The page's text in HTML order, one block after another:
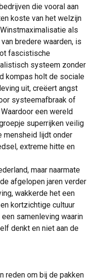
die vooral aan
koste van het welzijn
als
bredere waarden, is
fascistische
systeem zonder
kompas holt de sociale
uit, creëert angst
systeemafbraak of
een wereld
superrijken veilig
mensheid lijdt onder
extreme hitte en
maar naarmate
afgelopen jaren verder
wakkerde het een
kortzichtige cultuur
samenleving waarin
denkt en niet aan de
reden om bij de pakken